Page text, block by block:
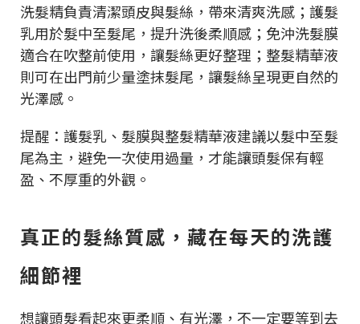
洗髮精負責清潔頭皮與髮絲，帶來清爽洗感；護髮
乳用於髮中至髮尾，提升洗後柔順感；免沖洗髮膜
適合在吹整前使用，讓髮絲更好整理；整髮精華液
則可在出門前少量塗抹髮尾，讓髮絲呈現更自然的
光澤感。
提醒：護髮乳、髮膜與整髮精華液建議以髮中至髮
尾為主，避免一次使用過量，才能讓頭髮保有輕
盈、不厚重的外觀。
真正的髮絲質感，藏在每天的洗護
細節裡
想讓頭髮看起來更柔順、有光澤，不一定要等到去